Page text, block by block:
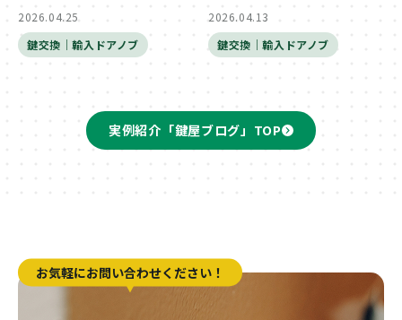
2026.04.25
鍵交換｜輸入ドアノブ
2026.04.13
鍵交換｜輸入ドアノブ
実例紹介「鍵屋ブログ」TOP
お気軽にお問い合わせください！